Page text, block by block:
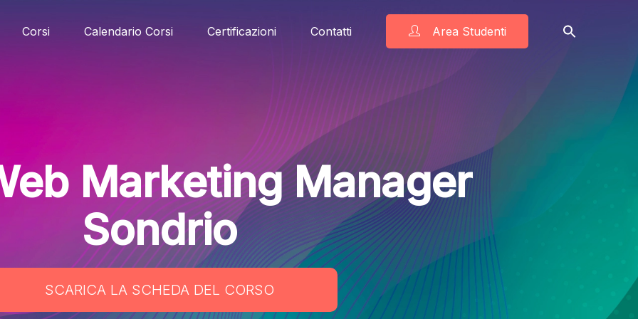
Corsi Calendario Corsi Certificazioni Contatti Area Studenti
Marketing Manager
Sondrio
SCARICA LA SCHEDA DEL CORSO